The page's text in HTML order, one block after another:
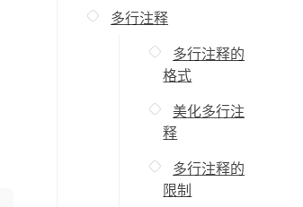
多行注释
多行注释的
格式
美化多行注
释
多行注释的
限制